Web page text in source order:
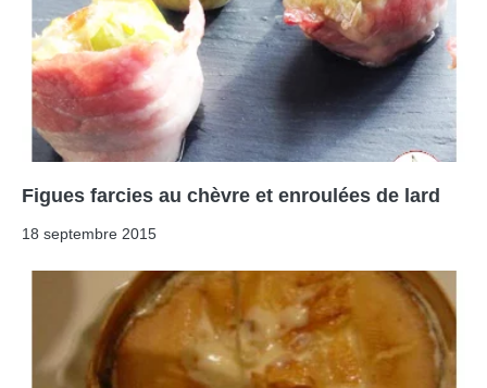
Figues farcies au chèvre et enroulées de lard
18 septembre 2015